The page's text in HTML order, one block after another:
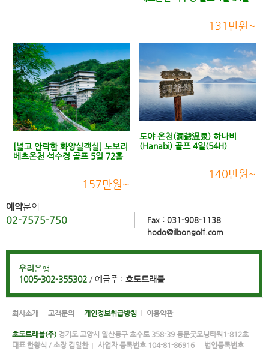
131만원~
[넓고 안락한 화양실객실] 노보리
베츠온천 석수정 골프 5일 72홀
157만원~
도야 온천(洞爺温泉) 하나비
(Hanabi) 골프 4일(54H)
140만원~
예약문의
02-7575-750
Fax : 031-908-1138
hodo@ilbongolf.com
우리은행
1005-302-355302 / 예금주 : 호도트래블
회사소개 고객문의 개인정보취급방침 이용약관
호도트래블(주) 경기도 고양시 일산동구 호수로 358-39 동문굿모닝타워1-812호
대표 한왕식 / 소장 김일환
사업자 등록번호 104-81-86916 법인등록번호